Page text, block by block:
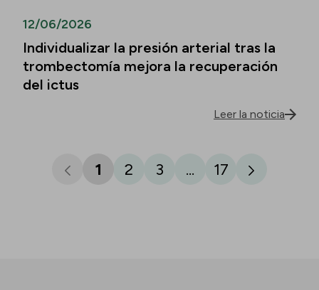
12/06/2026
Individualizar la presión arterial tras la
trombectomía mejora la recuperación
del ictus
Leer la noticia
1 2 3 ... 17